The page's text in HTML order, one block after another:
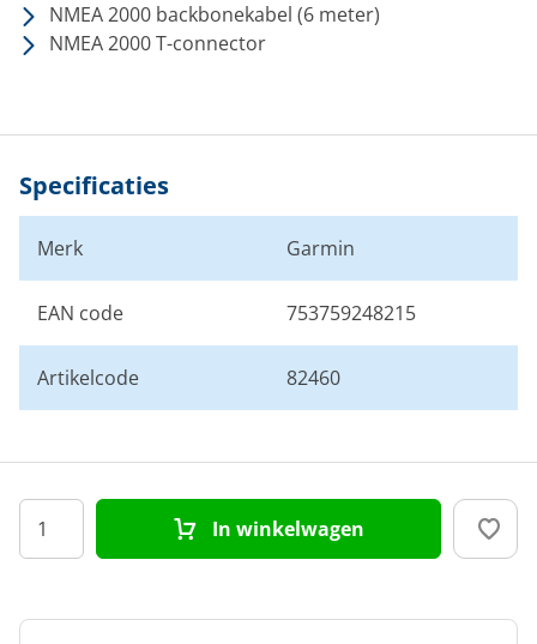
NMEA 2000 backbonekabel (6 meter)
NMEA 2000 T-connector
Specificaties
Merk Garmin
EAN code 753759248215
Artikelcode 82460
In winkelwagen